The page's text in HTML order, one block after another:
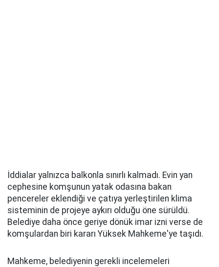
İddialar yalnızca balkonla sınırlı kalmadı. Evin yan
cephesine komşunun yatak odasına bakan
pencereler eklendiği ve çatıya yerleştirilen klima
sisteminin de projeye aykırı olduğu öne sürüldü.
Belediye daha önce geriye dönük imar izni verse de
komşulardan biri kararı Yüksek Mahkeme'ye taşıdı.
Mahkeme, belediyenin gerekli incelemeleri